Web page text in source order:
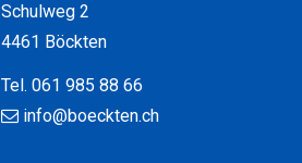
Schulweg 2
4461 Böckten
Tel. 061 985 88 66
info@boeckten.ch